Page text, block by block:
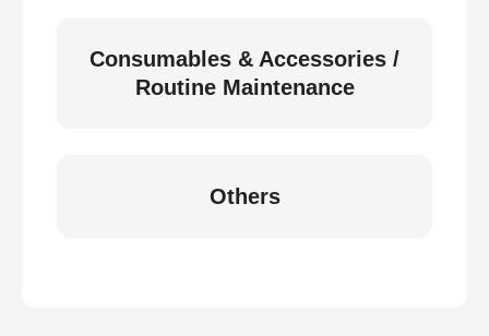
Consumables & Accessories /
Routine Maintenance
Others